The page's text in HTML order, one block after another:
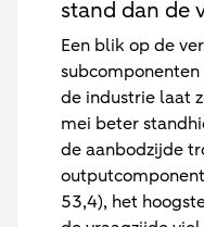
stand dan de
Een blik op de
de industrie laat
mei beter
de aanbodzijde
53,4), het